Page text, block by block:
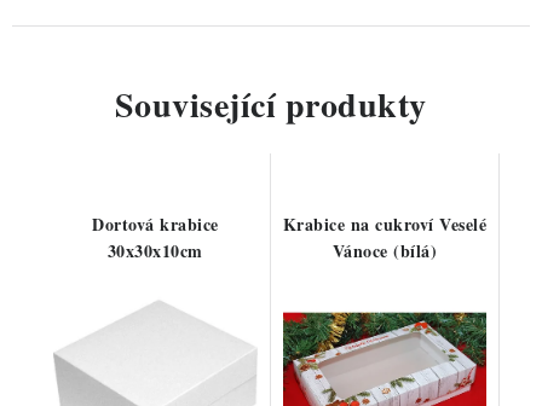
Související produkty
Dortová krabice
30x30x10cm
Krabice na cukroví Veselé
Vánoce (bílá)